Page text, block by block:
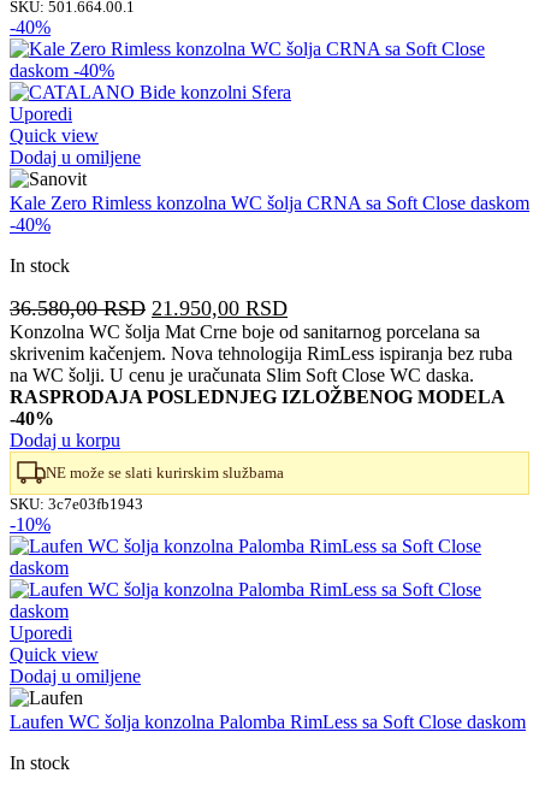
SKU: 501.664.00.1
-40%
Uporedi
Quick view
Dodaj u omiljene
Kale Zero Rimless konzolna WC šolja CRNA sa Soft Close daskom
-40%
In stock
36.580,00RSD Originalna
cena
je
bila:
36.580,00 RSD.
21.950,00 RSDTrenutna
cena
je:
21.950,00 RSD.
Konzolna WC šolja Mat Crne boje od sanitarnog porcelana sa
skrivenim kačenjem. Nova tehnologija RimLess ispiranja bez ruba
na WC šolji. U cenu je uračunata Slim Soft Close WC daska.
RASPRODAJA POSLEDNJEG IZLOŽBENOG MODELA
-40%
Dodaj u korpu
NE može se slati kurirskim službama
SKU: 3c7e03fb1943
-10%
Uporedi
Quick view
Dodaj u omiljene
Laufen WC šolja konzolna Palomba RimLess sa Soft Close daskom
In stock